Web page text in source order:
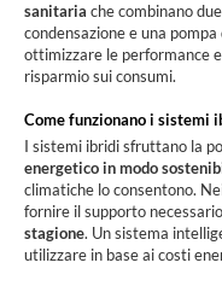
sanitaria che combinano
condensazione e una
ottimizzare le performance
risparmio sui consumi.
Come funzionano i sistemi
I sistemi ibridi sfruttano la
energetico in modo
climatiche lo consentono.
fornire il supporto
stagione. Un sistema
utilizzare in base ai costi